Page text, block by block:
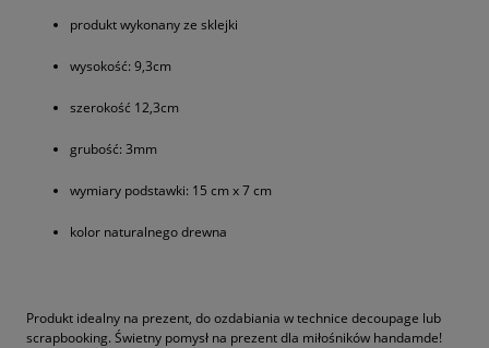
produkt wykonany ze sklejki
wysokość: 9,3cm
szerokość 12,3cm
grubość: 3mm
wymiary podstawki: 15 cm x 7 cm
kolor naturalnego drewna
Produkt idealny na prezent, do ozdabiania w technice decoupage lub
scrapbooking. Świetny pomysł na prezent dla miłośników handamde!